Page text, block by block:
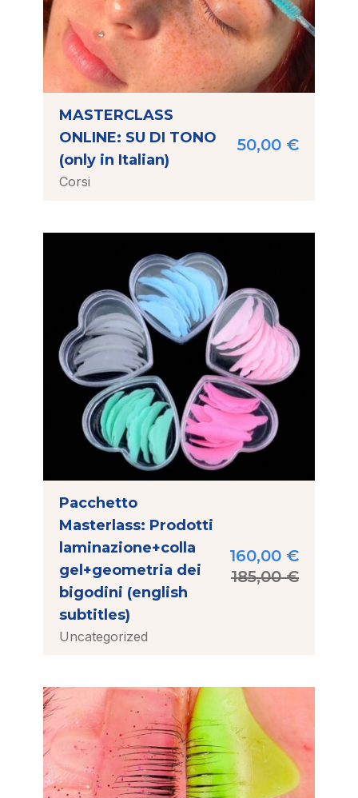
MASTERCLASS
ONLINE: SU DI TONO
(only in Italian)
Corsi
50,00 €
Pacchetto
Masterlass: Prodotti
laminazione+colla
gel+geometria dei
bigodini (english
subtitles)
Uncategorized
160,00 €
185,00€